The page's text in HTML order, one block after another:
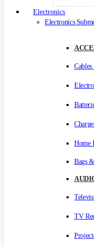
Electronics
Electronics
Home
Bags
TV